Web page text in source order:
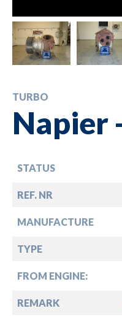
TURBO
Napier
STATUS
REF. NR
MANUFACTURE
TYPE
FROM ENGINE:
REMARK